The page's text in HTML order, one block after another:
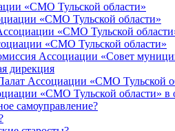
«СМО Тульской области»
«СМО Тульской области»
«СМО Тульской
«СМО Тульской области»
Ассоциации «Совет
дирекция
Ассоциации «СМО Тульской
«СМО Тульской области»
самоуправление?